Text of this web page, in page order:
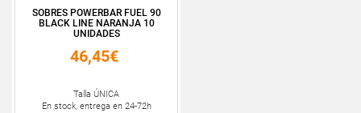
SOBRES POWERBAR FUEL 90
BLACK LINE NARANJA 10
UNIDADES
46,45€
Talla ÚNICA
En stock, entrega en 24-72h